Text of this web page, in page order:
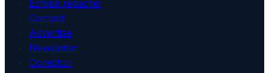
Echipa redacției
Contact
Advertise
Newsletter
Corecturi